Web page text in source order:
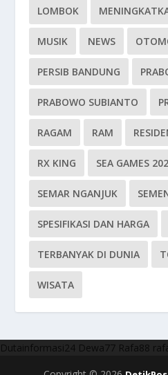
LOMBOK
MUSIK NEWS
PERSIB BANDUNG
PRABOWO SUBIANTO
RAGAM RAM
RX KING SEA GAMES
SEMAR NGANJUK
SPESIFIKASI DAN HARGA
TERBANYAK DI DUNIA
WISATA
Dutainformasi24 Dewa77 Rafa88